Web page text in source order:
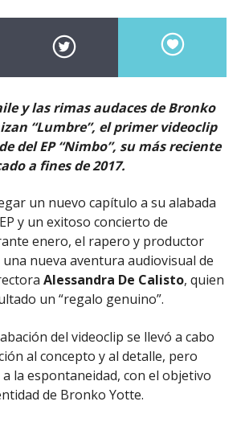
y las rimas audaces de Bronko
“Lumbre”, el primer videoclip
del EP “Nimbo”, su más reciente
a fines de 2017.
un nuevo capítulo a su alabada
y un exitoso concierto de
enero, el rapero y productor
nueva aventura audiovisual de
Alessandra De Calisto, quien
un “regalo genuino”.
del videoclip se llevó a cabo
al concepto y al detalle, pero
la espontaneidad, con el objetivo
de Bronko Yotte.